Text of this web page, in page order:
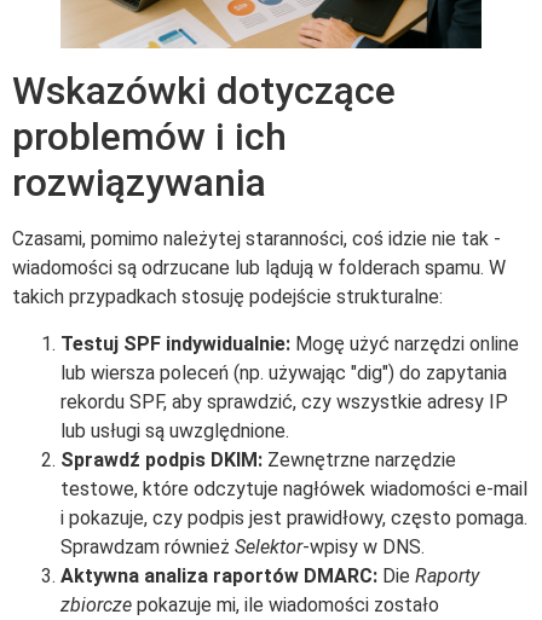
Wskazówki dotyczące
problemów i ich
rozwiązywania
Czasami, pomimo należytej staranności, coś idzie nie tak -
wiadomości są odrzucane lub lądują w folderach spamu. W
takich przypadkach stosuję podejście strukturalne:
Testuj SPF indywidualnie: Mogę użyć narzędzi online
lub wiersza poleceń (np. używając "dig") do zapytania
rekordu SPF, aby sprawdzić, czy wszystkie adresy IP
lub usługi są uwzględnione.
Sprawdź podpis DKIM: Zewnętrzne narzędzie
testowe, które odczytuje nagłówek wiadomości e-mail
i pokazuje, czy podpis jest prawidłowy, często pomaga.
Sprawdzam również Selektor-wpisy w DNS.
Aktywna analiza raportów DMARC: Die Raporty
zbiorcze pokazuje mi, ile wiadomości zostało